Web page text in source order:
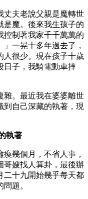
丈夫老說父親是魔轉世
是魔。後來我生孩子的
控制著我家千千萬萬的
一晃十多年過去了，
人很少。現在孩子十歲
日子，我騎電動車摔
雜。最近我在婆婆離世
到自己深藏的執著，現
執著
幾個月，不省人事，
哥嫂找人算卦，最後辦
二十九開始幾乎每天都
題。